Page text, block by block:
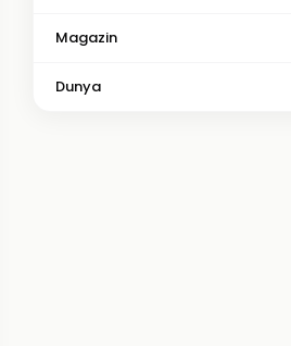
Magazin
Dunya